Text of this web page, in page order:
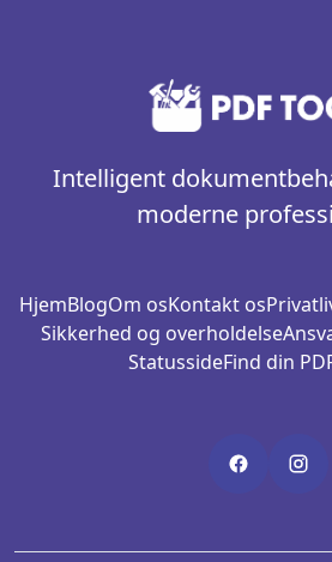
Intelligent
moderne
HjemBlogOm osKontakt os
Sikkerhed og overholdelse
StatussideFind din